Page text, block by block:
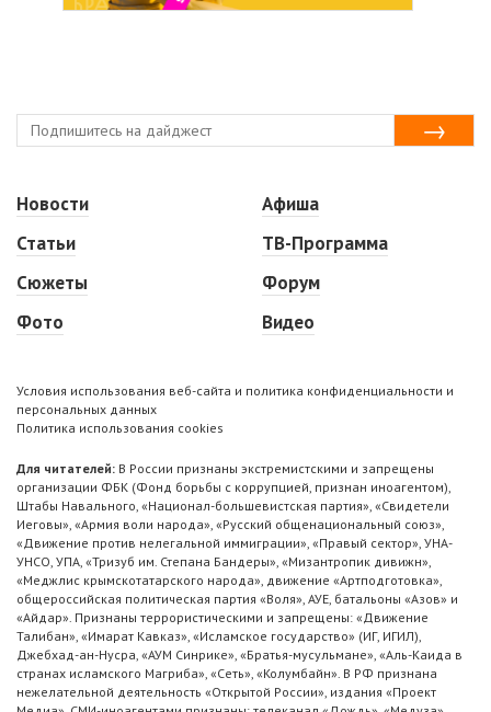
Новости
Статьи
Сюжеты
Фото
Афиша
ТВ-Программа
Форум
Видео
Условия использования веб-сайта и политика конфиденциальности и
персональных данных
Политика использования cookies
Для читателей: В России признаны экстремистскими и запрещены
организации ФБК (Фонд борьбы с коррупцией, признан иноагентом),
Штабы Навального, «Национал-большевистская партия», «Свидетели
Иеговы», «Армия воли народа», «Русский общенациональный союз»,
«Движение против нелегальной иммиграции», «Правый сектор», УНА-
УНСО, УПА, «Тризуб им. Степана Бандеры», «Мизантропик дивижн»,
«Меджлис крымскотатарского народа», движение «Артподготовка»,
общероссийская политическая партия «Воля», АУЕ, батальоны «Азов» и
«Айдар». Признаны террористическими и запрещены: «Движение
Талибан», «Имарат Кавказ», «Исламское государство» (ИГ, ИГИЛ),
Джебхад-ан-Нусра, «АУМ Синрике», «Братья-мусульмане», «Аль-Каида в
странах исламского Магриба», «Сеть», «Колумбайн». В РФ признана
нежелательной деятельность «Открытой России», издания «Проект